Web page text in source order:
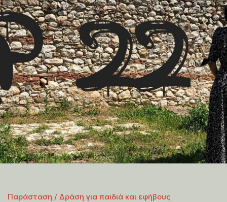
Παράσταση / Δράση για παιδιά και εφήβους